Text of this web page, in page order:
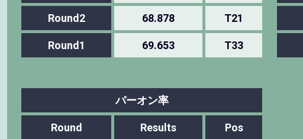
Round2 68.878 T21
Round1 69.653 T33
パーオン率
Round Results Pos